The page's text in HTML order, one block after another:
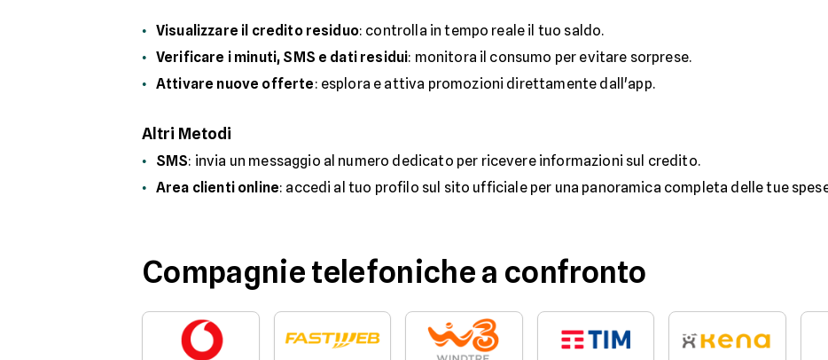
Visualizzare il credito residuo: controlla in tempo reale il tuo saldo.
Verificare i minuti, SMS e dati residui: monitora il consumo per evitare sorprese.
Attivare nuove offerte: esplora e attiva promozioni direttamente dall'app.
Altri Metodi
SMS: invia un messaggio al numero dedicato per ricevere informazioni sul credito.
Area clienti online: accedi al tuo profilo sul sito ufficiale per una panoramica completa delle tue
Compagnie telefoniche a confronto